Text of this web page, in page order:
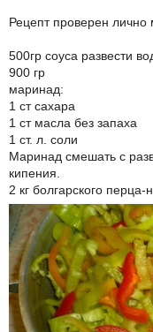
Рецепт проверен
500гр соуса развести
900 гр
маринад:
1 ст сахара
1 ст масла без запаха
1 ст. л. соли
Маринад смешать с
кипения.
2 кг болгарского перца-